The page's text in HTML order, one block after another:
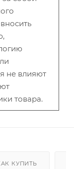
не влияют
товара.
КУПИТЬ